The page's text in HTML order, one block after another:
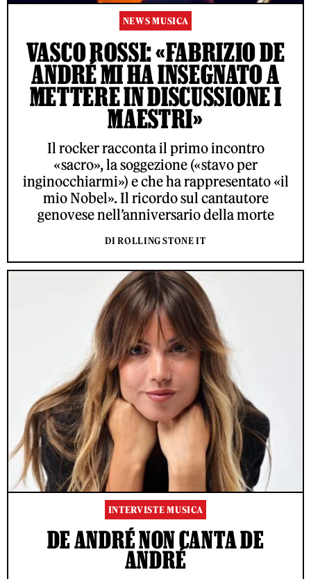
NEWS MUSICA
VASCO ROSSI: «FABRIZIO DE
ANDRÉ MI HA INSEGNATO A
METTERE IN DISCUSSIONE I
MAESTRI»
Il rocker racconta il primo incontro
«sacro», la soggezione («stavo per
inginocchiarmi») e che ha rappresentato «il
mio Nobel». Il ricordo sul cantautore
genovese nell’anniversario della morte
DI ROLLING STONE IT
INTERVISTE MUSICA
DE ANDRÉ NON CANTA DE
ANDRÉ